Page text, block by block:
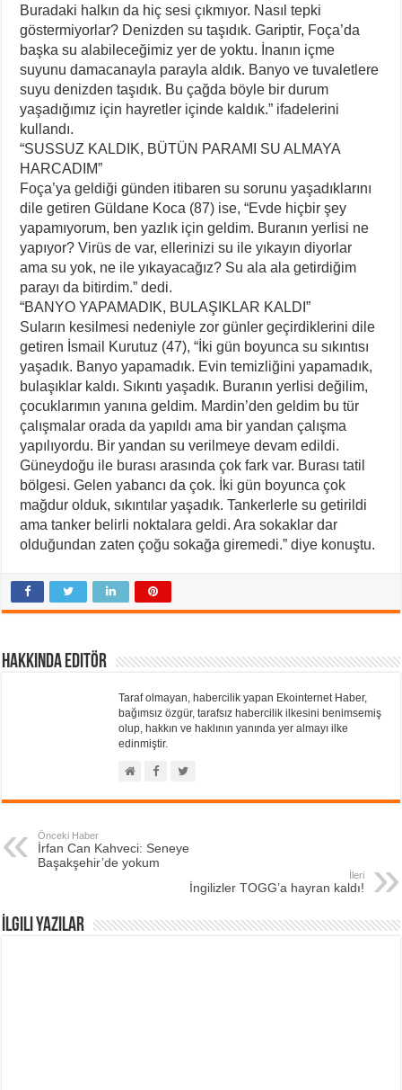
Buradaki halkın da hiç sesi çıkmıyor. Nasıl tepki
göstermiyorlar? Denizden su taşıdık. Gariptir, Foça’da
başka su alabileceğimiz yer de yoktu. İnanın içme
suyunu damacanayla parayla aldık. Banyo ve tuvaletlere
suyu denizden taşıdık. Bu çağda böyle bir durum
yaşadığımız için hayretler içinde kaldık.” ifadelerini
kullandı.
“SUSSUZ KALDIK, BÜTÜN PARAMI SU ALMAYA
HARCADIM”
Foça’ya geldiği günden itibaren su sorunu yaşadıklarını
dile getiren Güldane Koca (87) ise, “Evde hiçbir şey
yapamıyorum, ben yazlık için geldim. Buranın yerlisi ne
yapıyor? Virüs de var, ellerinizi su ile yıkayın diyorlar
ama su yok, ne ile yıkayacağız? Su ala ala getirdiğim
parayı da bitirdim.” dedi.
“BANYO YAPAMADIK, BULAŞIKLAR KALDI”
Suların kesilmesi nedeniyle zor günler geçirdiklerini dile
getiren İsmail Kurutuz (47), “İki gün boyunca su sıkıntısı
yaşadık. Banyo yapamadık. Evin temizliğini yapamadık,
bulaşıklar kaldı. Sıkıntı yaşadık. Buranın yerlisi değilim,
çocuklarımın yanına geldim. Mardin’den geldim bu tür
çalışmalar orada da yapıldı ama bir yandan çalışma
yapılıyordu. Bir yandan su verilmeye devam edildi.
Güneydoğu ile burası arasında çok fark var. Burası tatil
bölgesi. Gelen yabancı da çok. İki gün boyunca çok
mağdur olduk, sıkıntılar yaşadık. Tankerlerle su getirildi
ama tanker belirli noktalara geldi. Ara sokaklar dar
olduğundan zaten çoğu sokağa giremedi.” diye konuştu.
Hakkında Editör
Taraf olmayan, habercilik yapan Ekointernet Haber,
bağımsız özgür, tarafsız habercilik ilkesini benimsemiş
olup, hakkın ve haklının yanında yer almayı ilke
edinmiştir.
Önceki Haber
İrfan Can Kahveci: Seneye
Başakşehir’de yokum
İleri
İngilizler TOGG’a hayran kaldı!
İlgili Yazılar